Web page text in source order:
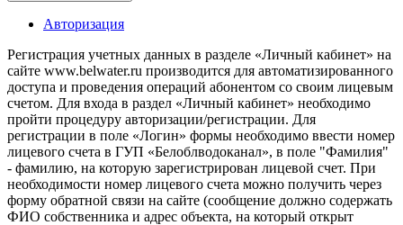
Авторизация
Регистрация учетных данных в разделе «Личный кабинет» на
сайте www.belwater.ru производится для автоматизированного
доступа и проведения операций абонентом со своим лицевым
счетом. Для входа в раздел «Личный кабинет» необходимо
пройти процедуру авторизации/регистрации. Для
регистрации в поле «Логин» формы необходимо ввести номер
лицевого счета в ГУП «Белоблводоканал», в поле "Фамилия"
- фамилию, на которую зарегистрирован лицевой счет. При
необходимости номер лицевого счета можно получить через
форму обратной связи на сайте (сообщение должно содержать
ФИО собственника и адрес объекта, на который открыт